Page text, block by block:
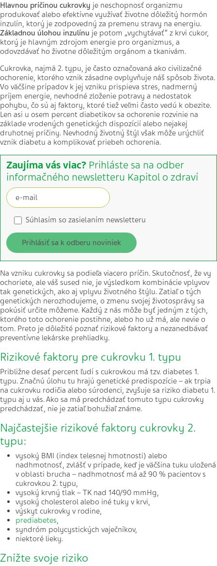
Hlavnou príčinou cukrovky je neschopnosť organizmu
produkovať alebo efektívne využívať životne dôležitý hormón
inzulín, ktorý je zodpovedný za premenu stravy na energiu.
Základnou úlohou inzulínu je potom „vychytávať“ z krvi cukor,
ktorý je hlavným zdrojom energie pro organizmus, a
odovzdávať ho životne dôležitým orgánom a tkanivám.
Cukrovka, najmä 2. typu, je často označovaná ako civilizačné
ochorenie, ktorého vznik zásadne ovplyvňuje náš spôsob života.
Vo väčšine prípadov k jej vzniku prispieva stres, nadmerný
príjem energie, nevhodné zloženie potravy a nedostatok
pohybu, čo sú aj faktory, ktoré tiež veľmi často vedú k obezite.
Len asi u osem percent diabetikov sa ochorenie rozvinie na
základe vrodených genetických dispozícií alebo nejakej
druhotnej príčiny. Nevhodný životný štýl však môže urýchliť
vznik diabetu a komplikovať priebeh ochorenia.
Zaujíma vás viac? Prihláste sa na odber
informačného newsletteru Kapitol o zdraví
Súhlasím so zasielaním newsletteru
Prihlásiť sa k odberu noviniek
Na vzniku cukrovky sa podieľa viacero príčin. Skutočnosť, že vy
ochoriete, ale váš sused nie, je výsledkom kombinácie vplyvov
tak genetických, ako aj vplyvu životného štýlu. Zatiaľ o tých
genetických nerozhodujeme, o zmenu svojej životosprávy sa
pokúsiť určite môžeme. Každý z nás môže byť jedným z tých,
ktorého toto ochorenie postihne, alebo ho už má, ale nevie o
tom. Preto je dôležité poznať rizikové faktory a nezanedbávať
preventívne lekárske prehliadky.
Rizikové faktory pre cukrovku 1. typu
Približne desať percent ľudí s cukrovkou má tzv. diabetes 1.
typu. Značnú úlohu tu hrajú genetické predispozície – ak trpia
na cukrovku rodičia alebo súrodenci, zvyšuje sa riziko diabetu 1.
typu aj u vás. Ako sa má predchádzať tomuto typu cukrovky
predchádzať, nie je zatiaľ bohužiaľ známe.
Najčastejšie rizikové faktory cukrovky 2.
typu:
vysoký BMI (index telesnej hmotnosti) alebo
nadhmotnosť, zvlášť v prípade, keď je väčšina tuku uložená
v oblasti brucha – nadhmotnosť má až 90 % pacientov s
cukrovkou 2. typu,
vysoký krvný tlak – TK nad 140/90 mmHg,
vysoký cholesterol alebo iné tuky v krvi,
výskyt cukrovky v rodine,
prediabetes,
syndróm polycystických vaječníkov,
niektoré lieky.
Znížte svoje riziko